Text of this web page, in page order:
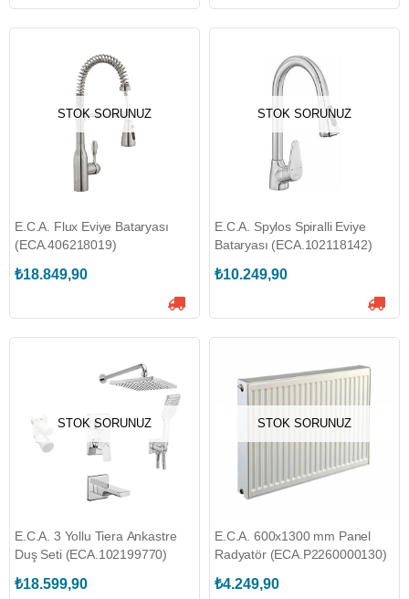
STOK SORUNUZ
E.C.A. Flux Eviye Bataryası
(ECA.406218019)
₺18.849,90
STOK SORUNUZ
E.C.A. Spylos Spiralli Eviye
Bataryası (ECA.102118142)
₺10.249,90
STOK SORUNUZ
E.C.A. 3 Yollu Tiera Ankastre
Duş Seti (ECA.102199770)
₺18.599,90
STOK SORUNUZ
E.C.A. 600x1300 mm Panel
Radyatör (ECA.P2260000130)
₺4.249,90